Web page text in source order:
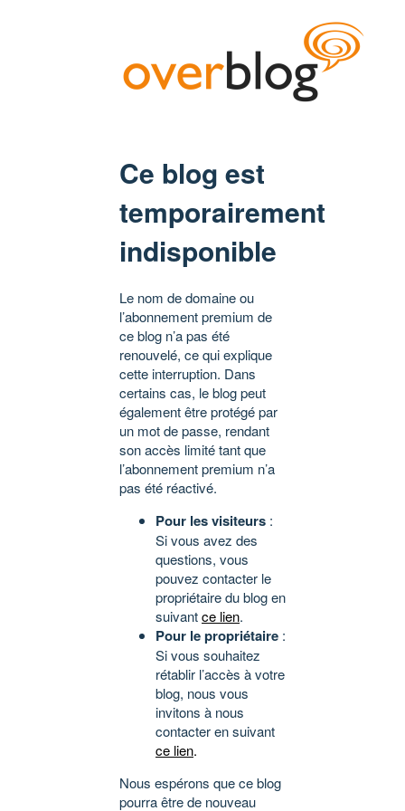
Ce blog est
temporairement
indisponible
Le nom de domaine ou
l’abonnement premium de
ce blog n’a pas été
renouvelé, ce qui explique
cette interruption. Dans
certains cas, le blog peut
également être protégé par
un mot de passe, rendant
son accès limité tant que
l’abonnement premium n’a
pas été réactivé.
Pour les visiteurs :
Si vous avez des
questions, vous
pouvez contacter le
propriétaire du blog en
suivantce lien.
Pour le propriétaire :
Si vous souhaitez
rétablir l’accès à votre
blog, nous vous
invitons à nous
contacter en suivant
ce lien.
Nous espérons que ce blog
pourra être de nouveau